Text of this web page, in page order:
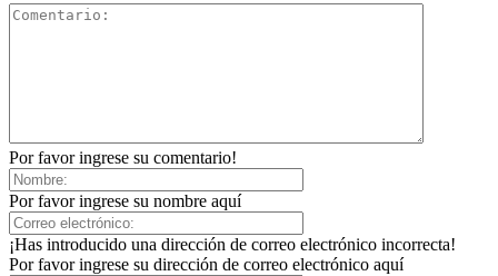
Por favor ingrese su comentario!
Por favor ingrese su nombre aquí
¡Has introducido una dirección de correo electrónico incorrecta!
Por favor ingrese su dirección de correo electrónico aquí